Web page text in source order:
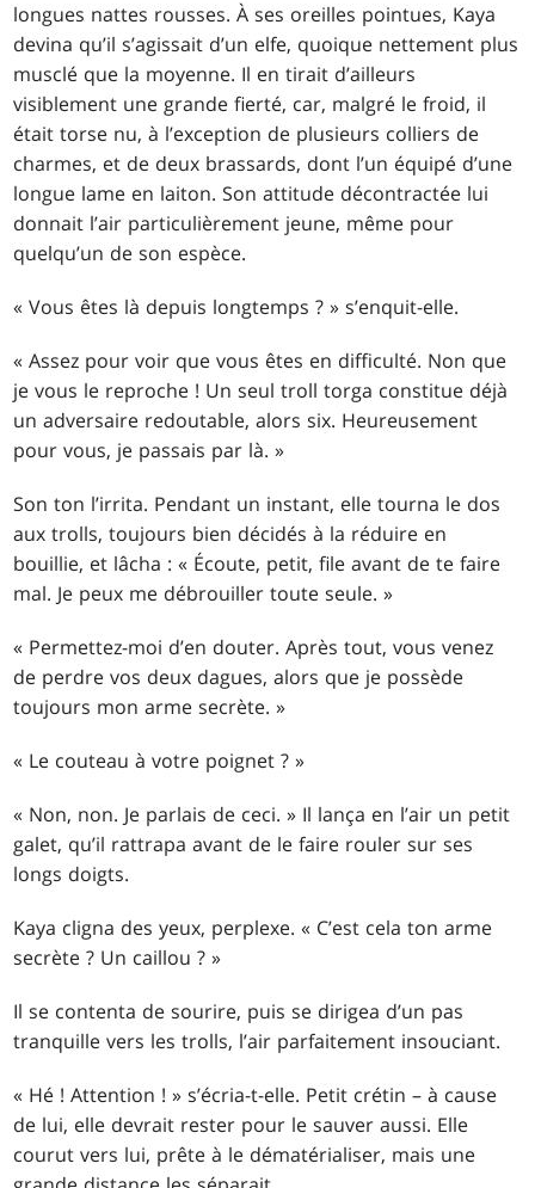
longues nattes rousses. À ses oreilles pointues, Kaya
devina qu’il s’agissait d’un elfe, quoique nettement plus
musclé que la moyenne. Il en tirait d’ailleurs
visiblement une grande fierté, car, malgré le froid, il
était torse nu, à l’exception de plusieurs colliers de
charmes, et de deux brassards, dont l’un équipé d’une
longue lame en laiton. Son attitude décontractée lui
donnait l’air particulièrement jeune, même pour
quelqu’un de son espèce.
« Vous êtes là depuis longtemps ? » s’enquit-elle.
« Assez pour voir que vous êtes en difficulté. Non que
je vous le reproche ! Un seul troll torga constitue déjà
un adversaire redoutable, alors six. Heureusement
pour vous, je passais par là. »
Son ton l’irrita. Pendant un instant, elle tourna le dos
aux trolls, toujours bien décidés à la réduire en
bouillie, et lâcha : « Écoute, petit, file avant de te faire
mal. Je peux me débrouiller toute seule. »
« Permettez-moi d’en douter. Après tout, vous venez
de perdre vos deux dagues, alors que je possède
toujours mon arme secrète. »
« Le couteau à votre poignet ? »
« Non, non. Je parlais de ceci. » Il lança en l’air un petit
galet, qu’il rattrapa avant de le faire rouler sur ses
longs doigts.
Kaya cligna des yeux, perplexe. « C’est cela ton arme
secrète ? Un caillou ? »
Il se contenta de sourire, puis se dirigea d’un pas
tranquille vers les trolls, l’air parfaitement insouciant.
« Hé ! Attention ! » s’écria-t-elle. Petit crétin – à cause
de lui, elle devrait rester pour le sauver aussi. Elle
courut vers lui, prête à le dématérialiser, mais une